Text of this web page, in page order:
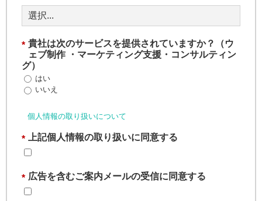
* 貴社は次のサービスを提供されていますか？（ウ
ェブ制作 ・マーケティング支援・コンサルティン
グ）
はい
いいえ
個人情報の取り扱いについて
* 上記個人情報の取り扱いに同意する
* 広告を含むご案内メールの受信に同意する